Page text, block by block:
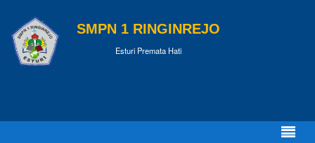
SMPN 1 RINGINREJO
Esturi Premata Hati